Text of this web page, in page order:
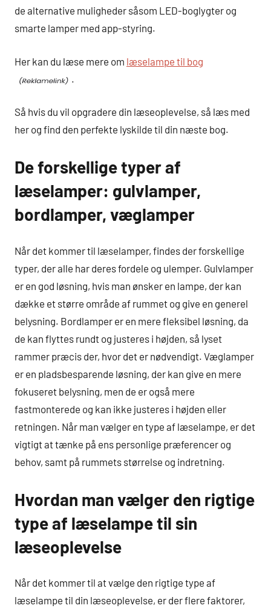
de alternative muligheder såsom LED-boglygter og
smarte lamper med app-styring.
Her kan du læse mere om læselampe til bog
.
Så hvis du vil opgradere din læseoplevelse, så læs med
her og find den perfekte lyskilde til din næste bog.
De forskellige typer af
læselamper: gulvlamper,
bordlamper, væglamper
Når det kommer til læselamper, findes der forskellige
typer, der alle har deres fordele og ulemper. Gulvlamper
er en god løsning, hvis man ønsker en lampe, der kan
dække et større område af rummet og give en generel
belysning. Bordlamper er en mere fleksibel løsning, da
de kan flyttes rundt og justeres i højden, så lyset
rammer præcis der, hvor det er nødvendigt. Væglamper
er en pladsbesparende løsning, der kan give en mere
fokuseret belysning, men de er også mere
fastmonterede og kan ikke justeres i højden eller
retningen. Når man vælger en type af læselampe, er det
vigtigt at tænke på ens personlige præferencer og
behov, samt på rummets størrelse og indretning.
Hvordan man vælger den rigtige
type af læselampe til sin
læseoplevelse
Når det kommer til at vælge den rigtige type af
læselampe til din læseoplevelse, er der flere faktorer,